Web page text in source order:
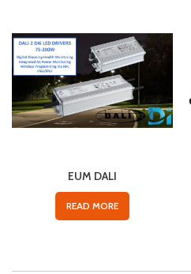
EUM DALI
READ MORE